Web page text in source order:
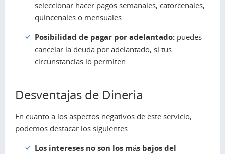
seleccionar hacer pagos semanales, catorcenales,
quincenales o mensuales.
Posibilidad de pagar por adelantado: puedes
cancelar la deuda por adelantado, si tus
circunstancias lo permiten.
Desventajas de Dineria
En cuanto a los aspectos negativos de este servicio,
podemos destacar los siguientes:
Los intereses no son los más bajos del